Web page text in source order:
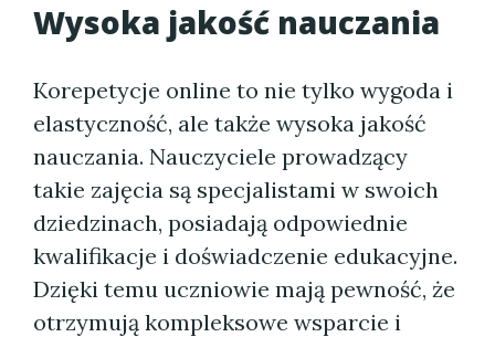
Wysoka jakość nauczania
Korepetycje online to nie tylko wygoda i
elastyczność, ale także wysoka jakość
nauczania. Nauczyciele prowadzący
takie zajęcia są specjalistami w swoich
dziedzinach, posiadają odpowiednie
kwalifikacje i doświadczenie edukacyjne.
Dzięki temu uczniowie mają pewność, że
otrzymują kompleksowe wsparcie i